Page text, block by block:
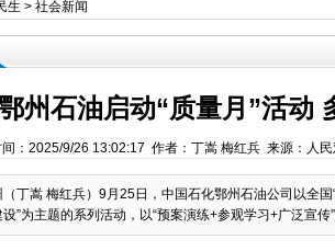
生 > 社会新闻
州石油启动“质量月”活动
间：2025/9/26 13:02:17 作者：丁嵩 梅红兵 来源：人
丁嵩 梅红兵）9月25日，中国石化鄂州石油公司以全国
”为主题的系列活动，以“预案演练+参观学习+广泛宣